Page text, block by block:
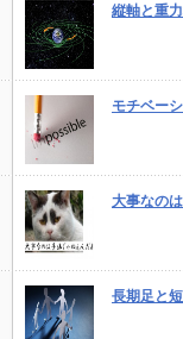
縦軸と重
モチベー
大事なの
長期足と